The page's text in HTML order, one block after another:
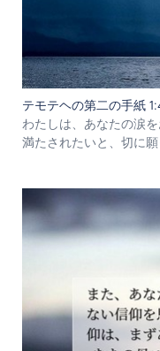
テモテヘの第二の手紙
わたしは、あなたの涙
満たされたいと、切に願